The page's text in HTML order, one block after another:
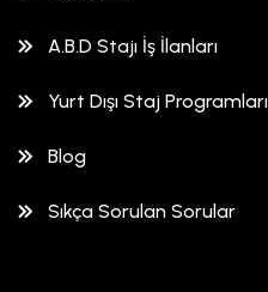
A.B.D Stajı İş İlanları
Yurt Dışı Staj Programları
Blog
Sıkça Sorulan Sorular